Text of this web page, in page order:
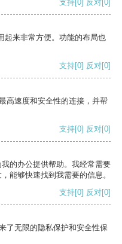
支持[0] 反对[0]
起来非常方便。功能的布局也
支持[0] 反对[0]
高速度和安全性的连接，并帮
支持[0] 反对[0]
的办公提供帮助。我经常需要
能够快速找到我需要的信息。
支持[0] 反对[0]
了无限的隐私保护和安全性保